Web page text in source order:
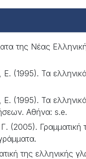
της Νέας
(1995). Τα
(1995). Τα
Αθήνα: s.e.
(2005). Γραµµατική
της ελληνικής